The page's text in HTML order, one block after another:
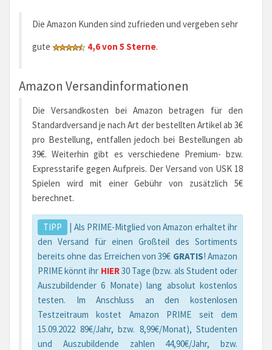
Die Amazon Kunden sind zufrieden und vergeben sehr
gute
4,6 von 5 Sterne.
Amazon Versandinformationen
Die Versandkosten bei Amazon betragen für den
Standardversand je nach Art der bestellten Artikel ab 3€
pro Bestellung, entfallen jedoch bei Bestellungen ab
39€. Weiterhin gibt es verschiedene Premium- bzw.
Expresstarife gegen Aufpreis. Der Versand von USK 18
Spielen wird mit einer Gebühr von zusätzlich 5€
berechnet.
TIPP
| Als PRIME-Mitglied von Amazon erhaltet ihr
den Versand für einen Großteil des Sortiments
bereits ohne das Erreichen von 39€ GRATIS! Amazon
PRIME könnt ihr HIER30 Tage (bzw. als Student oder
Auszubildender 6 Monate) lang absolut kostenlos
testen. Im Anschluss an den kostenlosen
Testzeitraum kostet Amazon PRIME seit dem
15.09.2022 89€/Jahr, bzw. 8,99€/Monat), Studenten
und Auszubildende zahlen 44,90€/Jahr, bzw.